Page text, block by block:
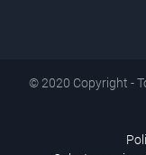
© 2020 Copyright -